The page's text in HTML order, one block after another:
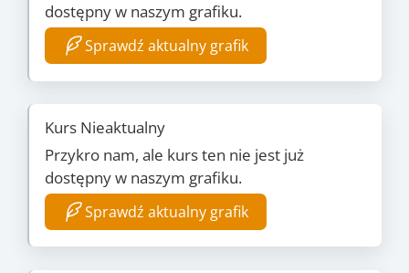
dostępny w naszym grafiku.
Sprawdź aktualny grafik
Kurs Nieaktualny
Przykro nam, ale kurs ten nie jest już
dostępny w naszym grafiku.
Sprawdź aktualny grafik